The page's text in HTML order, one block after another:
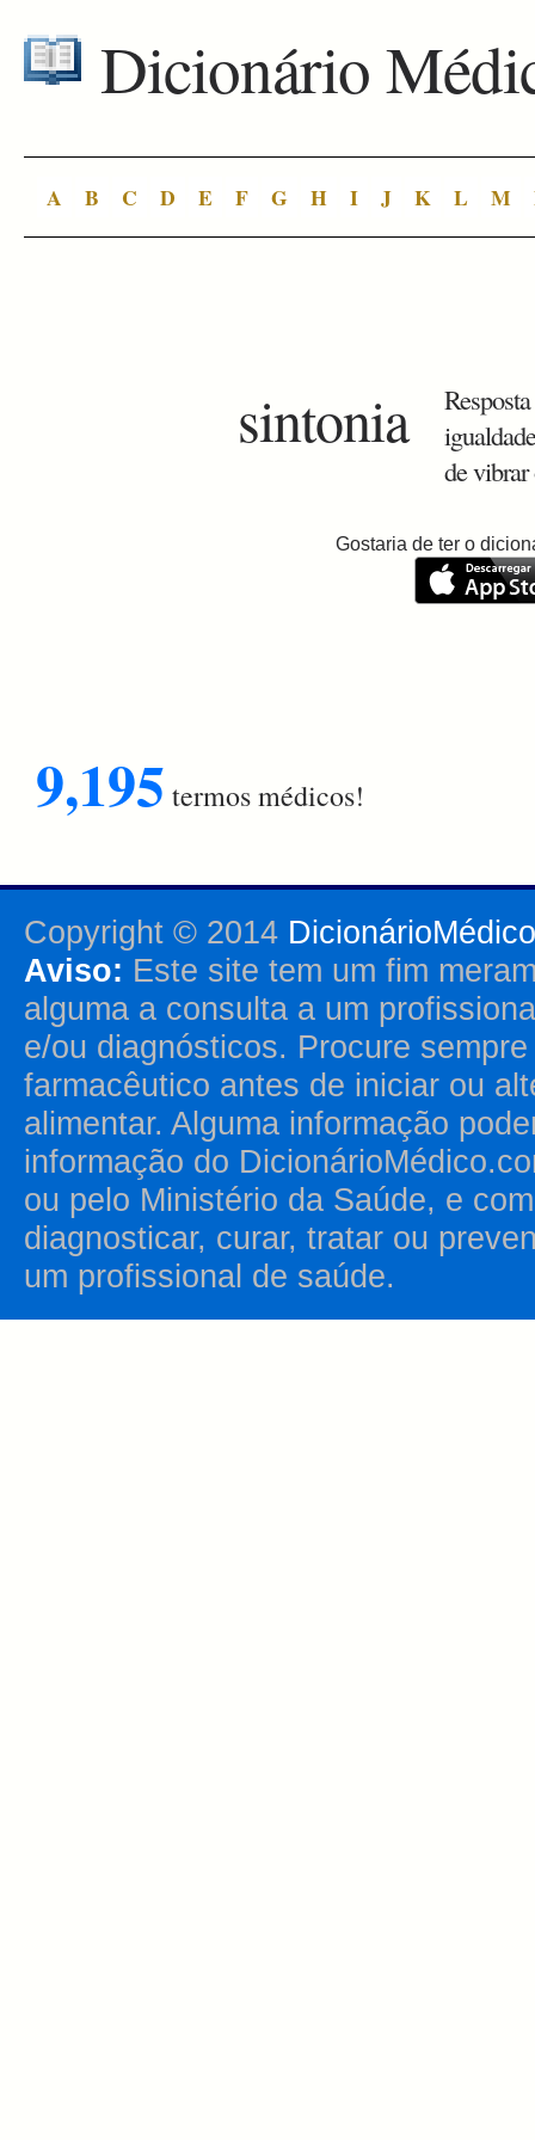
Dicionário
A B C D E F G H I J K L M
sintonia
de
Gostaria de ter o
9,195 termos médicos!
Copyright © 2014
Aviso: Este site tem um fim
alguma a consulta a um
e/ou diagnósticos. Procure
farmacêutico antes de iniciar ou
alimentar. Alguma informação
informação do
ou pelo Ministério da Saúde, e
diagnosticar, curar, tratar ou
um profissional de saúde.